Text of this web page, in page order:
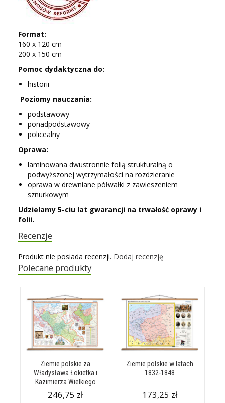
Format:
160 x 120 cm
200 x 150 cm
Pomoc dydaktyczna do:
historii
Poziomy nauczania:
podstawowy
ponadpodstawowy
policealny
Oprawa:
laminowana dwustronnie folią strukturalną o
podwyższonej wytrzymałości na rozdzieranie
oprawa w drewniane półwałki z zawieszeniem
sznurkowym
Udzielamy 5-ciu lat gwarancji na trwałość oprawy i
folii.
Recenzje
Produkt nie posiada recenzji. Dodaj recenzję
Polecane produkty
Ziemie polskie za
Władysława Łokietka i
Kazimierza Wielkiego
246,75 zł
Ziemie polskie w latach
1832-1848
173,25 zł